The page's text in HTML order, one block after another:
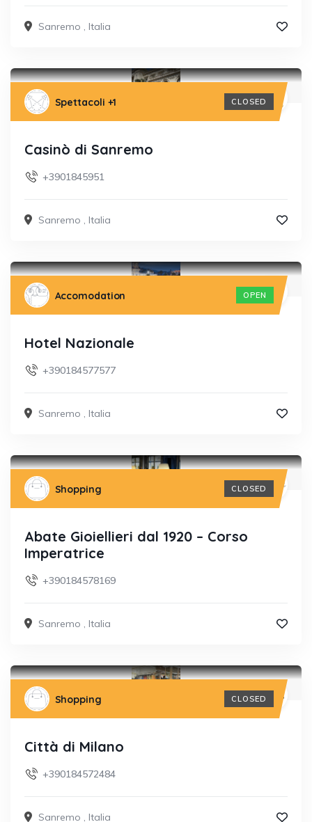
Sanremo , Italia
Spettacoli +1 CLOSED
Casinò di Sanremo
+3901845951
Sanremo , Italia
Accomodation OPEN
Hotel Nazionale
+390184577577
Sanremo , Italia
Shopping CLOSED
Abate Gioiellieri dal 1920 – Corso
Imperatrice
+390184578169
Sanremo , Italia
Shopping CLOSED
Città di Milano
+390184572484
Sanremo , Italia